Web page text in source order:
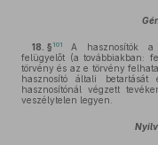
18. § 101
A hasznosítók a
felügyelőt (a továbbiakban:
törvény és az e törvény
hasznosító általi
hasznosítónál végzett
veszélytelen legyen.